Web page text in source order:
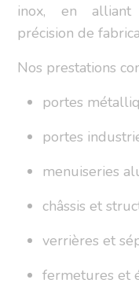
inox, en alliant
précision de
Nos prestations
portes
portes
menuiseries
châssis et
verrières et
fermetures et